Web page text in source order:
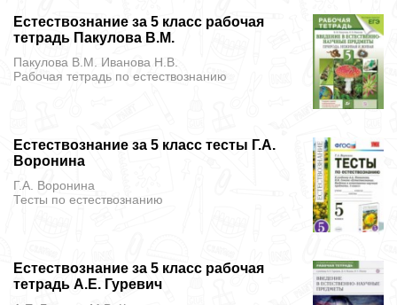
Естествознание за 5 класс рабочая
тетрадь Пакулова В.М.
Пакулова В.М. Иванова Н.В.
Рабочая тетрадь по естествознанию
Естествознание за 5 класс тесты Г.А.
Воронина
Г.А. Воронина
Тесты по естествознанию
Естествознание за 5 класс рабочая
тетрадь А.Е. Гуревич